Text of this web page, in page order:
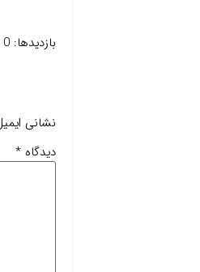
بازدیدها: 0
نشانی
دیدگاه*